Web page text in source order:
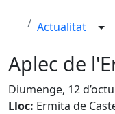
Actualitat
Aplec de
Diumenge, 12
Lloc: Ermita de